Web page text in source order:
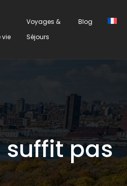
vie
Voyages &
Séjours
Blog
pas